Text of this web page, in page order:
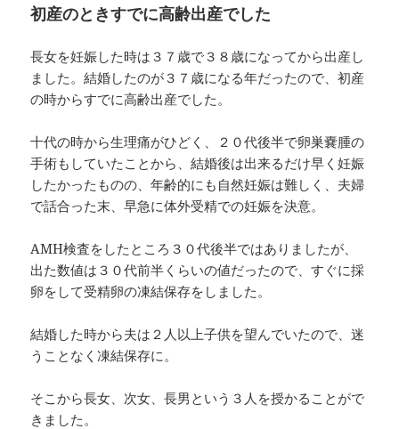
初産のときすでに高齢出産でした
長女を妊娠した時は３７歳で３８歳になってから出産し
ました。結婚したのが３７歳になる年だったので、初産
の時からすでに高齢出産でした。
十代の時から生理痛がひどく、２０代後半で卵巣嚢腫の
手術もしていたことから、結婚後は出来るだけ早く妊娠
したかったものの、年齢的にも自然妊娠は難しく、夫婦
で話合った末、早急に体外受精での妊娠を決意。
AMH検査をしたところ３０代後半ではありましたが、
出た数値は３０代前半くらいの値だったので、すぐに採
卵をして受精卵の凍結保存をしました。
結婚した時から夫は２人以上子供を望んでいたので、迷
うことなく凍結保存に。
そこから長女、次女、長男という３人を授かることがで
きました。